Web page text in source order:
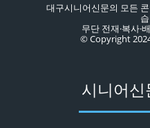
대구시니어신문의 모든
무단 전재·복사·
© Copyright
시니어신